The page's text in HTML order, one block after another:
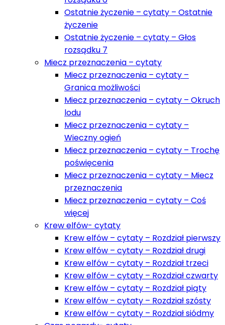
Ostatnie życzenie – cytaty – Ostatnie
życzenie
Ostatnie życzenie – cytaty – Głos
rozsądku 7
Miecz przeznaczenia – cytaty
Miecz przeznaczenia – cytaty –
Granica możliwości
Miecz przeznaczenia – cytaty – Okruch
lodu
Miecz przeznaczenia – cytaty –
Wieczny ogień
Miecz przeznaczenia – cytaty – Trochę
poświęcenia
Miecz przeznaczenia – cytaty – Miecz
przeznaczenia
Miecz przeznaczenia – cytaty – Coś
więcej
Krew elfów- cytaty
Krew elfów – cytaty – Rozdział pierwszy
Krew elfów – cytaty – Rozdział drugi
Krew elfów – cytaty – Rozdział trzeci
Krew elfów – cytaty – Rozdział czwarty
Krew elfów – cytaty – Rozdział piąty
Krew elfów – cytaty – Rozdział szósty
Krew elfów – cytaty – Rozdział siódmy